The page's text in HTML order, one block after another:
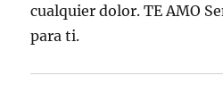
cualquier dolor. TE AMO
para ti.